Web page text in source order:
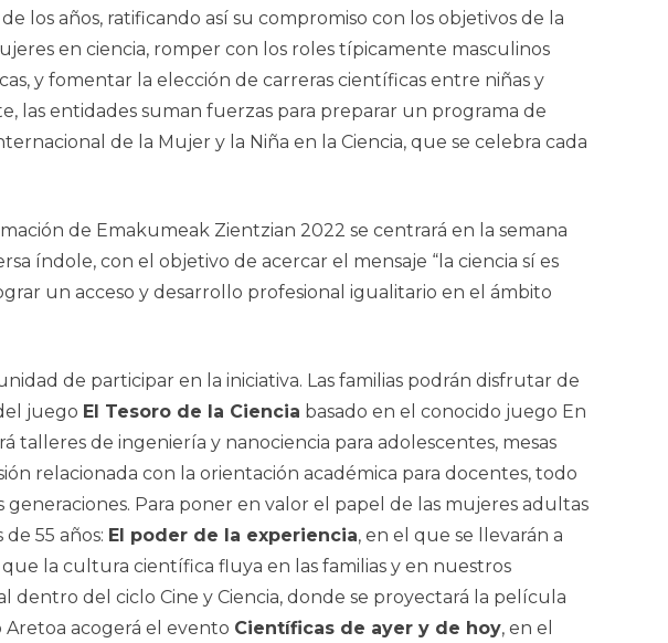
los años, ratificando así su compromiso con los objetivos de la
en ciencia, romper con los roles típicamente masculinos
y fomentar la elección de carreras científicas entre niñas y
las entidades suman fuerzas para preparar un programa de
de la Mujer y la Niña en la Ciencia, que se celebra cada
de Emakumeak Zientzian 2022 se centrará en la semana
índole, con el objetivo de acercar el mensaje “la ciencia sí es
un acceso y desarrollo profesional igualitario en el ámbito
de participar en la iniciativa. Las familias podrán disfrutar de
juego El Tesoro de la Ciencia basado en el conocido juego En
talleres de ingeniería y nanociencia para adolescentes, mesas
relacionada con la orientación académica para docentes, todo
Para poner en valor el papel de las mujeres adultas
55 años: El poder de la experiencia, en el que se llevarán a
la cultura científica fluya en las familias y en nuestros
dentro del ciclo Cine y Ciencia, donde se proyectará la película
Aretoa acogerá el evento Científicas de ayer y de hoy, en el